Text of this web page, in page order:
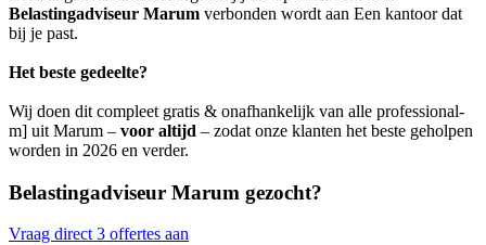
Belastingadviseur Marum verbonden wordt aan Een kantoor dat
bij je past.
Het beste gedeelte?
Wij doen dit compleet gratis & onafhankelijk van alle professional-
m] uit Marum – voor altijd – zodat onze klanten het beste geholpen
worden in 2026 en verder.
Belastingadviseur Marum gezocht?
Vraag direct 3 offertes aan